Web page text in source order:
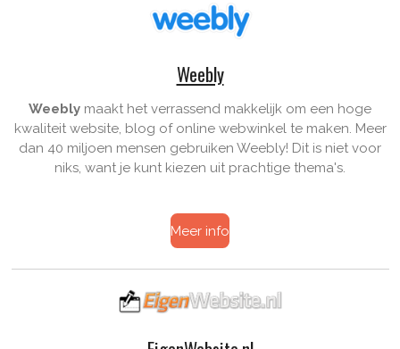
Weebly
Weebly maakt het verrassend makkelijk om een hoge
kwaliteit website, blog of online webwinkel te maken. Meer
dan 40 miljoen mensen gebruiken Weebly! Dit is niet voor
niks, want je kunt kiezen uit prachtige thema's.
Meer info